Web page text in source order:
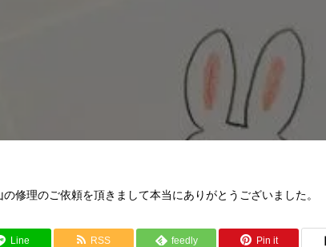
修理のご依頼を頂きまして本当にありがとうございました。
Line RSS feedly Pin it